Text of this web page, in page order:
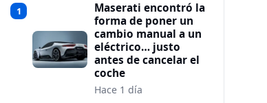
1
Maserati encontró la
forma de poner un
cambio manual a un
eléctrico… justo
antes de cancelar el
coche
Hace 1 día